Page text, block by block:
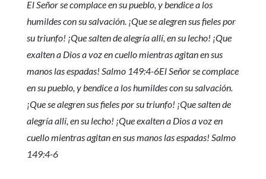
El Señor se complace en su pueblo, y bendice a los
humildes con su salvación. ¡Que se alegren sus fieles por
su triunfo! ¡Que salten de alegría allí, en su lecho! ¡Que
exalten a Dios a voz en cuello mientras agitan en sus
manos las espadas! Salmo 149:4-6El Señor se complace
en su pueblo, y bendice a los humildes con su salvación.
¡Que se alegren sus fieles por su triunfo! ¡Que salten de
alegría allí, en su lecho! ¡Que exalten a Dios a voz en
cuello mientras agitan en sus manos las espadas! Salmo
149:4-6